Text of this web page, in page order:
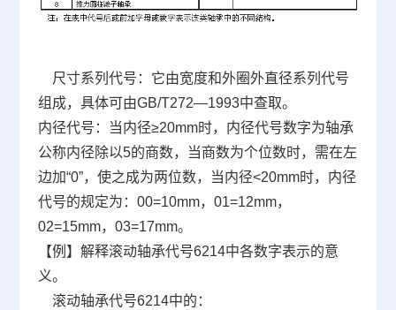
尺寸系列代号：它由宽度和外圈外直径系列代号
组成，具体可由GB/T272—1993中查取。
内径代号：当内径≥20mm时，内径代号数字为轴承
公称内径除以5的商数，当商数为个位数时，需在左
边加“0”，使之成为两位数，当内径<20mm时，内径
代号的规定为：00=10mm，01=12mm，
02=15mm，03=17mm。
【例】解释滚动轴承代号6214中各数字表示的意
义。
滚动轴承代号6214中的：